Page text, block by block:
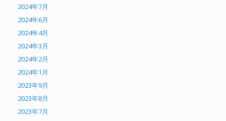
2024年7月
2024年6月
2024年4月
2024年3月
2024年2月
2024年1月
2023年9月
2023年8月
2023年7月